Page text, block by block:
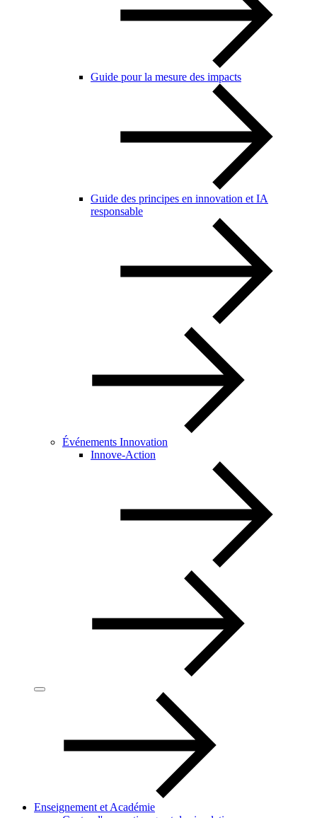
Guide pour la mesure des impacts
Guide des principes en innovation et IA
responsable
Événements Innovation
Innove-Action
Enseignement et Académie